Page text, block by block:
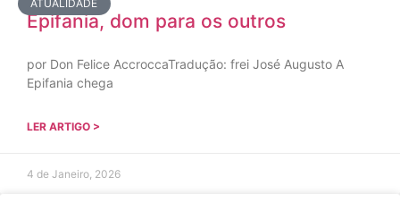
ATUALIDADE
Epifania, dom para os outros
por Don Felice AccroccaTradução: frei José Augusto A
Epifania chega
LER ARTIGO >
4 de Janeiro, 2026